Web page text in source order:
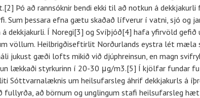
Þó að rannsóknir bendi ekki til að notkun á
þessara efna gætu skaðað lífverur í vatni, sjó og
dekkjakurli. Í Noregi[3] og Svíþjóð[4] hafa yfirvöld
völlum. Heilbrigðiseftirlit Norðurlands eystra lét
gæði lofts mikið við djúphreinsun, en magn
lækkaði styrkurinn í 20-30 μg/m3.[5] Í kjölfar fundar
um heilsufarsleg áhrif dekkjakurls á
að börnum og unglingum stafi heilsufarsleg